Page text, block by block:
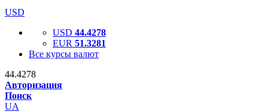
USD
USD 44.4278
EUR 51.3281
Все курсы валют
44.4278
Авторизация
Поиск
UA